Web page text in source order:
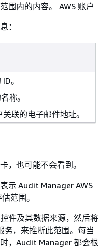
围内的内容。 AWS 账户
：
。
称。
关联的电子邮件地址。
，也可能不会看到。
示 Audit Manager AWS
范围。
件及其数据来源，然后将
务，来推断此范围。每当
，Audit Manager 都会根